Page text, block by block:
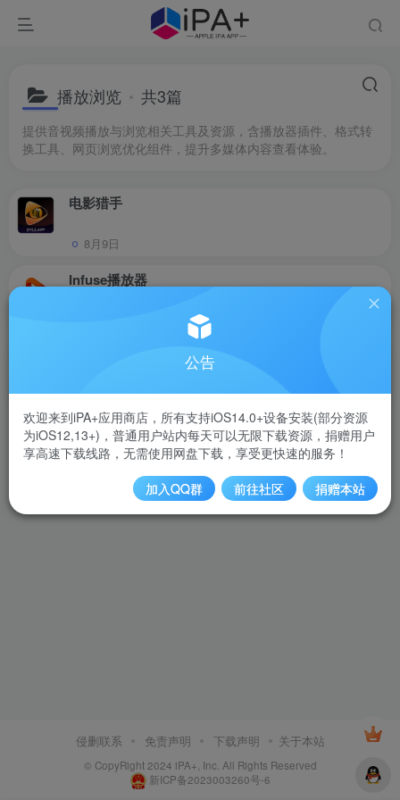
播放浏览 共3篇
提供音视频播放与浏览相关工具及资源，含播放器插件、格式转
换工具、网页浏览优化组件，提升多媒体内容查看体验。
电影猎手
8月9日
Infuse播放器
6月19日
侵删联系 免责声明 下载声明 关于本站
© CopyRight 2024 iPA+, Inc. All Rights Reserved
新ICP备2023003260号-6
公告
欢迎来到iPA+应用商店，所有支持iOS14.0+设备安装(部分资源
为iOS12,13+)，普通用户站内每天可以无限下载资源，捐赠用户
享高速下载线路，无需使用网盘下载，享受更快速的服务！
加入QQ群 前往社区 捐赠本站